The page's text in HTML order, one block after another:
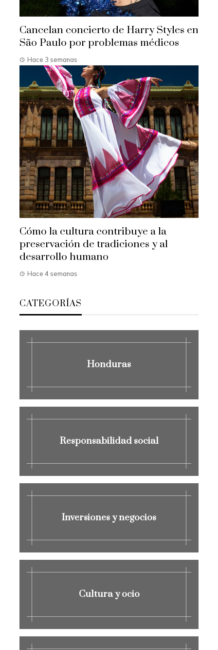
Cancelan concierto de Harry Styles en
São Paulo por problemas médicos
Hace 3 semanas
Cómo la cultura contribuye a la
preservación de tradiciones y al
desarrollo humano
Hace 4 semanas
CATEGORÍAS
Honduras
Responsabilidad social
Inversiones y negocios
Cultura y ocio